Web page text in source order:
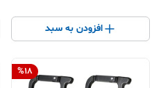
افزودن به سبد
%18